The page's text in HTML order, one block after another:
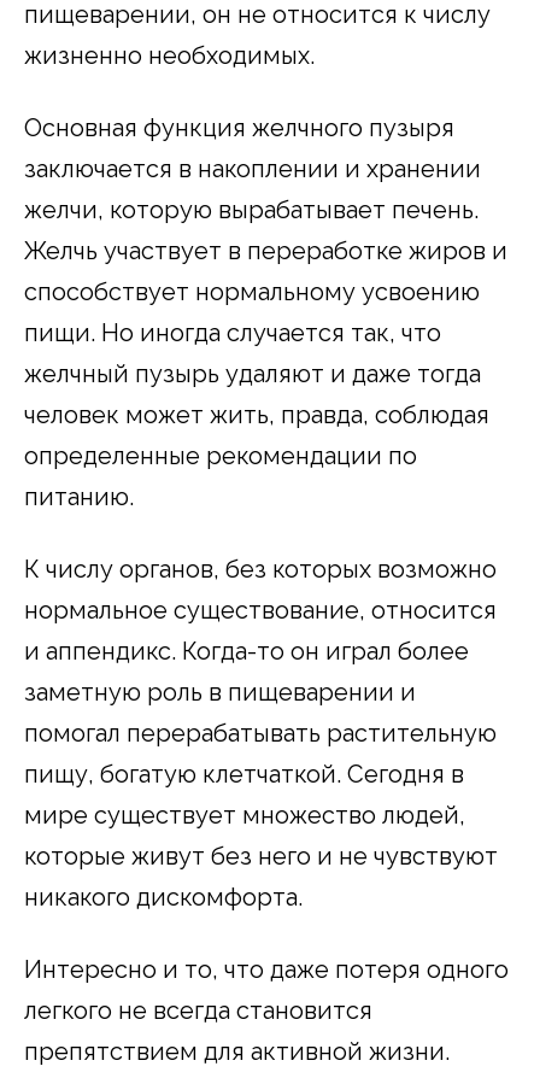
пищеварении, он не относится к числу
жизненно необходимых.
Основная функция желчного пузыря
заключается в накоплении и хранении
желчи, которую вырабатывает печень.
Желчь участвует в переработке жиров и
способствует нормальному усвоению
пищи. Но иногда случается так, что
желчный пузырь удаляют и даже тогда
человек может жить, правда, соблюдая
определенные рекомендации по
питанию.
К числу органов, без которых возможно
нормальное существование, относится
и аппендикс. Когда-то он играл более
заметную роль в пищеварении и
помогал перерабатывать растительную
пищу, богатую клетчаткой. Сегодня в
мире существует множество людей,
которые живут без него и не чувствуют
никакого дискомфорта.
Интересно и то, что даже потеря одного
легкого не всегда становится
препятствием для активной жизни.